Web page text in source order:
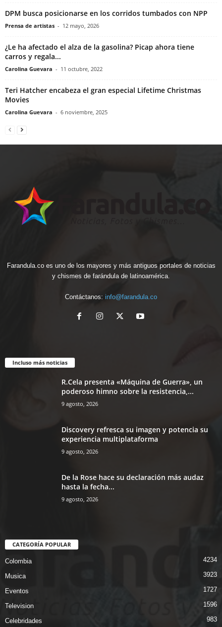
DPM busca posicionarse en los corridos tumbados con NPP
Prensa de artistas - 12 mayo, 2026
¿Le ha afectado el alza de la gasolina? Picap ahora tiene
carros y regala...
Carolina Guevara - 11 octubre, 2022
Teri Hatcher encabeza el gran especial Lifetime Christmas
Movies
Carolina Guevara - 6 noviembre, 2025
Farandula.co es uno de los mayores y más antiguos portales de noticias
y chismes de farándula de latinoamérica.
Contáctanos: info@farandula.co
Incluso más noticias
R.Cela presenta «Máquina de Guerra», un
poderoso himno sobre la resistencia,...
9 agosto, 2026
Discovery refresca su imagen y potencia su
experiencia multiplataforma
9 agosto, 2026
De la Rose hace su declaración más audaz
hasta la fecha...
9 agosto, 2026
CATEGORÍA POPULAR
Colombia 4234
Musica 3923
Eventos 1727
Television 1596
Celebridades 983